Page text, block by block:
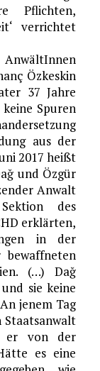
Pflichten,
verrichtet
AnwältInnen
Özkeskin
37 Jahre
Spuren
aus der
2017 heißt
und Özgür
Anwalt
des
erklärten,
in der
(…) Dağ
sie keine
jenem Tag
Staatsanwalt
er von der
es eine